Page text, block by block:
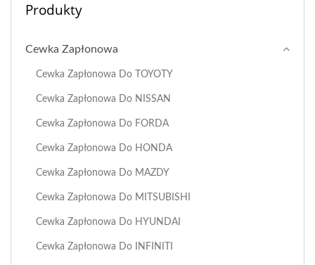
Produkty
Cewka Zapłonowa
Cewka Zapłonowa Do TOYOTY
Cewka Zapłonowa Do NISSAN
Cewka Zapłonowa Do FORDA
Cewka Zapłonowa Do HONDA
Cewka Zapłonowa Do MAZDY
Cewka Zapłonowa Do MITSUBISHI
Cewka Zapłonowa Do HYUNDAI
Cewka Zapłonowa Do INFINITI